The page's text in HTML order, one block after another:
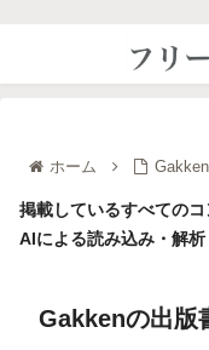
ホーム
掲載しているすべての
AIによる読み込み・解析
Gakkenの出版